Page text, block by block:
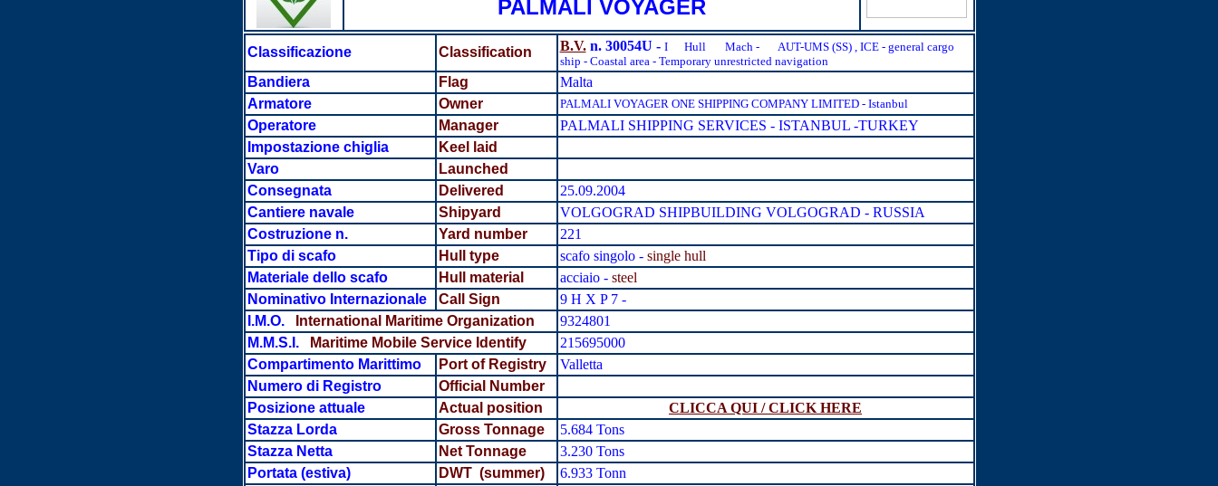
PALMALI VOYAGER
Classificazione Classification B.V.n. 30054U - I Hull Mach -
AUT-UMS (SS) , ICE - general cargo
ship - Coastal area - Temporary unrestricted navigation
Bandiera Flag
Malta
Armatore
Owner PALMALI VOYAGER ONE SHIPPING COMPANY LIMITED - Istanbul
Operatore Manager
PALMALI SHIPPING SERVICES - ISTANBUL -TURKEY
Impostazione chiglia
Keel laid
Varo
Launched
Consegnata
Delivered
25.09.2004
Cantiere navale
Shipyard
VOLGOGRAD SHIPBUILDING VOLGOGRAD - RUSSIA
Costruzione n.
Yard number
221
Tipo di scafo
Hull type scafo singolo - single hull
Materiale dello scafo
Hull material acciaio - steel
Nominativo Internazionale
Call Sign
9 H X P 7 -
I.M.O.
International Maritime Organization
9324801
M.M.S.I.
Maritime Mobile Service Identify
215695000
Compartimento Marittimo
Port of Registry
Valletta
Numero di Registro
Official Number
Posizione attuale
Actual position
CLICCA QUI / CLICK HERE
Stazza Lorda
Gross Tonnage
5.684 Tons
Stazza Netta
Net Tonnage
3.230 Tons
Portata (estiva) DWT (summer)
6.933 Tonn